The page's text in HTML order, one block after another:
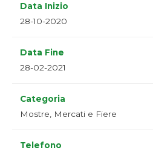
Data Inizio
28-10-2020
Data Fine
28-02-2021
Categoria
Mostre, Mercati e Fiere
Telefono